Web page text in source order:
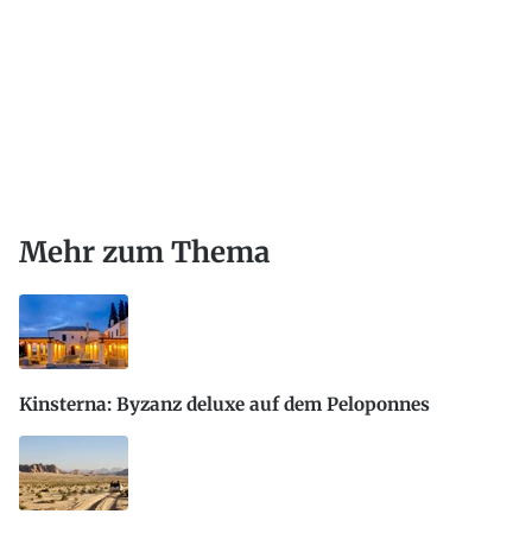
Mehr zum Thema
Kinsterna: Byzanz deluxe auf dem Peloponnes